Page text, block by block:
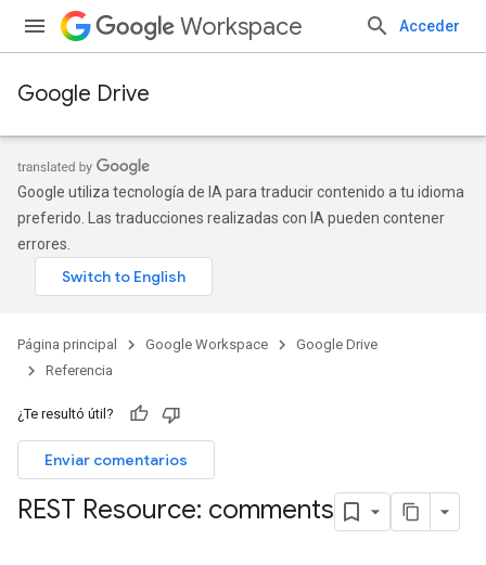
Workspace Acceder
Google Drive
Google utiliza tecnología de IA para traducir contenido a tu idioma
preferido. Las traducciones realizadas con IA pueden contener
errores.
Página principal Google Workspace
Google Drive
Referencia
¿Te resultó útil?
Enviar comentarios
REST Resource: comments